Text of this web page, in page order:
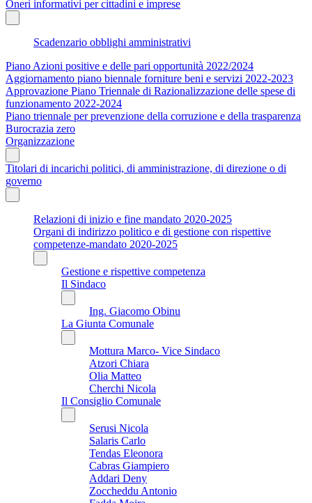
Oneri informativi per cittadini e imprese
Scadenzario obblighi amministrativi
Piano Azioni positive e delle pari opportunità 2022/2024
Aggiornamento piano biennale forniture beni e servizi 2022-2023
Approvazione Piano Triennale di Razionalizzazione delle spese di
funzionamento 2022-2024
Piano triennale per prevenzione della corruzione e della trasparenza
Burocrazia zero
Organizzazione
Titolari di incarichi politici, di amministrazione, di direzione o di
governo
Relazioni di inizio e fine mandato 2020-2025
Organi di indirizzo politico e di gestione con rispettive
competenze-mandato 2020-2025
Gestione e rispettive competenza
Il Sindaco
Ing. Giacomo Obinu
La Giunta Comunale
Mottura Marco- Vice Sindaco
Atzori Chiara
Olia Matteo
Cherchi Nicola
Il Consiglio Comunale
Serusi Nicola
Salaris Carlo
Tendas Eleonora
Cabras Giampiero
Addari Deny
Zoccheddu Antonio